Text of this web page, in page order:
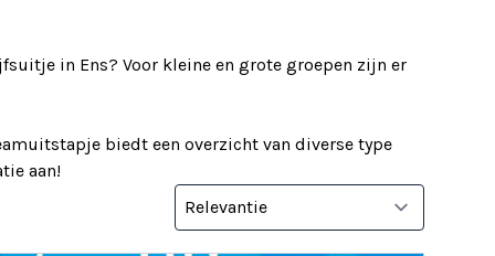
in Ens? Voor kleine en grote groepen zijn er
biedt een overzicht van diverse type
aan!